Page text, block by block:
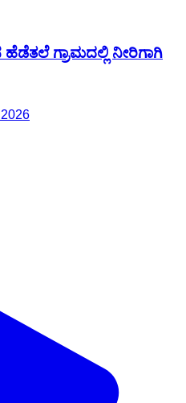
ಗ್ರಾಮದಲ್ಲಿ ನೀರಿಗಾಗಿ